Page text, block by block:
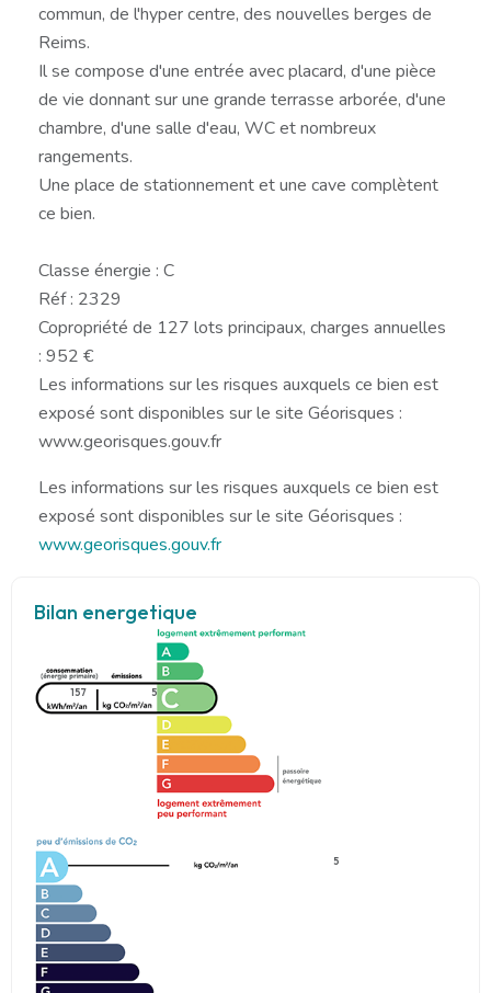
commun, de l'hyper centre, des nouvelles berges de
Reims.
Il se compose d'une entrée avec placard, d'une pièce
de vie donnant sur une grande terrasse arborée, d'une
chambre, d'une salle d'eau, WC et nombreux
rangements.
Une place de stationnement et une cave complètent
ce bien.
Classe énergie : C
Réf : 2329
Copropriété de 127 lots principaux, charges annuelles
: 952 €
Les informations sur les risques auxquels ce bien est
exposé sont disponibles sur le site Géorisques :
www.georisques.gouv.fr
Les informations sur les risques auxquels ce bien est
exposé sont disponibles sur le site Géorisques :
www.georisques.gouv.fr
Bilan energetique
157 5
5